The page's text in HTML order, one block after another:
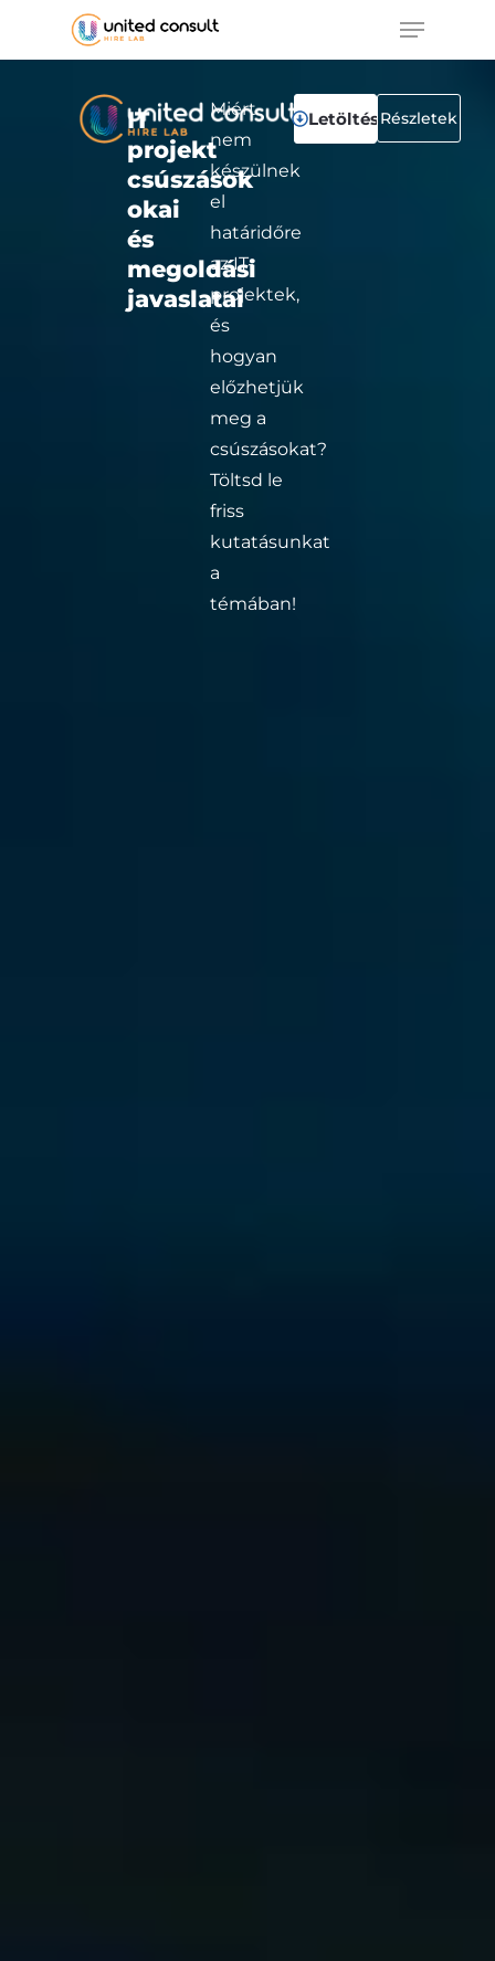
IT
projekt
csúszások
okai
és
megoldási
javaslatai
Miért
nem
készülnek
el
határidőre
az IT-
projektek,
és
hogyan
előzhetjük
meg a
csúszásokat?​
Töltsd le
friss
kutatásunkat
a
témában!
Letöltés Részletek